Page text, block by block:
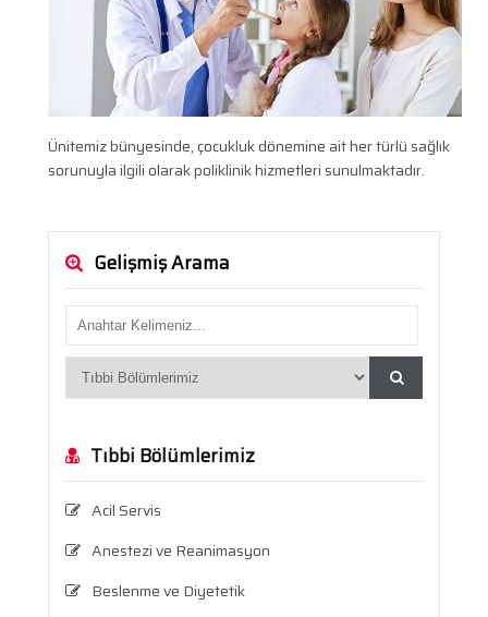
Ünitemiz bünyesinde, çocukluk dönemine ait her türlü sağlık
sorunuyla ilgili olarak poliklinik hizmetleri sunulmaktadır.
Gelişmiş Arama
Tıbbi Bölümlerimiz
Acil Servis
Anestezi ve Reanimasyon
Beslenme ve Diyetetik